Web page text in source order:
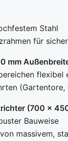
Stahl
für
mm
flexibel
(Gartentore,
(700 x
Bauweise
massivem,